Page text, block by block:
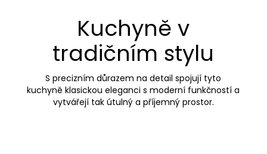
Kuchyně v
tradičním stylu
S precizním důrazem na detail spojují tyto
kuchyně klasickou eleganci s moderní funkčností a
vytvářejí tak útulný a příjemný prostor.